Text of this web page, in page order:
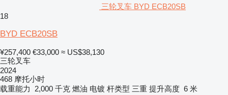
三轮叉车 BYD ECB20SB
18
BYD ECB20SB
¥257,400 €33,000 ≈ US$38,130
三轮叉车
2024
468 摩托小时
载重能力
2,000 千克 燃油 电镀 杆类型 三重 提升高度 6 米